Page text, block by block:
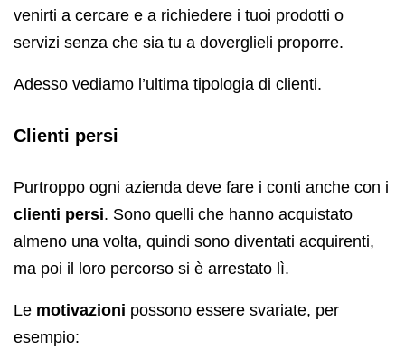
venirti a cercare e a richiedere i tuoi prodotti o
servizi senza che sia tu a doverglieli proporre.
Adesso vediamo l’ultima tipologia di clienti.
Clienti persi
Purtroppo ogni azienda deve fare i conti anche con i
clienti persi. Sono quelli che hanno acquistato
almeno una volta, quindi sono diventati acquirenti,
ma poi il loro percorso si è arrestato lì.
Le motivazioni possono essere svariate, per
esempio: